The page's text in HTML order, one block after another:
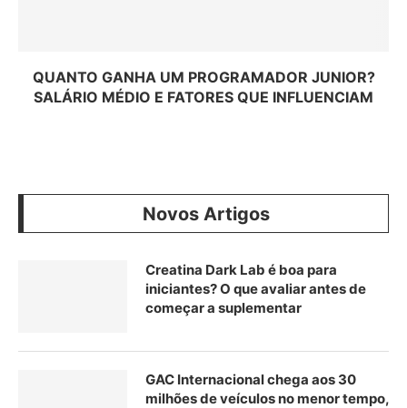
QUANTO GANHA UM PROGRAMADOR JUNIOR?
SALÁRIO MÉDIO E FATORES QUE INFLUENCIAM
Novos Artigos
Creatina Dark Lab é boa para
iniciantes? O que avaliar antes de
começar a suplementar
GAC Internacional chega aos 30
milhões de veículos no menor tempo,